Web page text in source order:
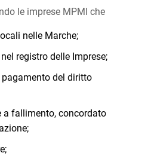
le imprese MPMI che
nelle Marche;
registro delle Imprese;
del diritto
a fallimento, concordato